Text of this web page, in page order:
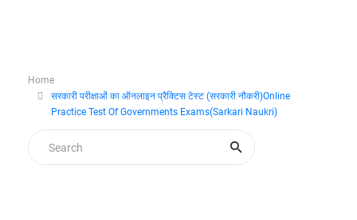
Home
सरकारी परीक्षाओं का ऑनलाइन प्रैक्टिस टेस्ट (सरकारी नौकरी)Online
Practice Test Of Governments Exams(Sarkari Naukri)